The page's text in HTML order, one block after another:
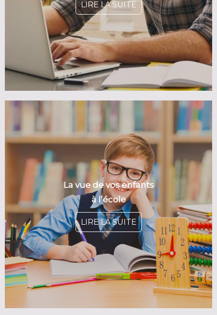
LIRE LA SUITE
La vue de vos enfants
à l’école
LIRE LA SUITE